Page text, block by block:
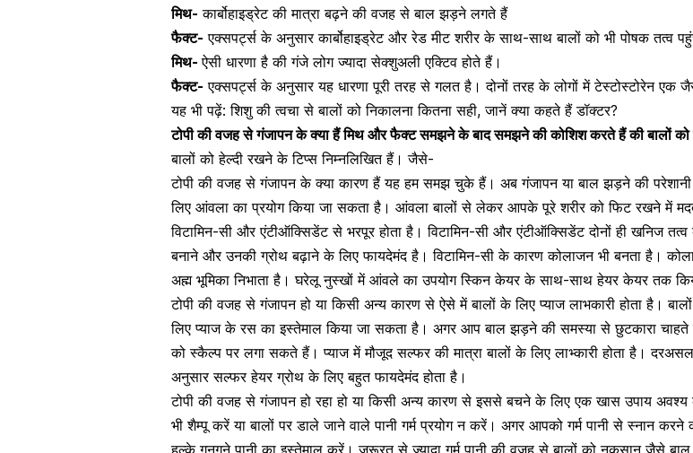
मिथ- कार्बोहाइड्रेट की मात्रा बढ़ने की वजह से बाल झड़ने लगते हैं
फैक्ट- एक्सपर्ट्स के अनुसार कार्बोहाइड्रेट और रेड मीट शरीर के साथ-साथ बालों को भी पोषक तत्व
मिथ-ऐसी धारणा है की गंजे लोग ज्यादा सेक्शुअली एक्टिव होते हैं।
फैक्ट- एक्सपर्ट्स के अनुसार यह धारणा पूरी तरह से गलत है। दोनों तरह के लोगों मेंटेस्टोस्टोरेनएक
यह भी पढ़ें:शिशु की त्वचा से बालों को निकालना कितना सही, जानें क्या कहते हैं डॉक्टर?
टोपी की वजह से गंजापन के क्या हैं मिथ और फैक्ट समझने के बाद समझने की कोशिश करते हैं की बालों
बालों को हेल्दी रखने के टिप्स निम्नलिखित हैं। जैसे-
टोपी की वजह से गंजापन के क्या कारण हैं यह हम समझ चुके हैं। अब गंजापन या बाल झड़ने की
लिए आंवला का प्रयोग किया जा सकता है। आंवला बालों से लेकर आपके पूरे शरीर को फिट रखने में
विटामिन-सी और एंटीऑक्सिडेंट से भरपूर होता है। विटामिन-सी और एंटीऑक्सिडेंट दोनों ही खनिज तत्व
बनाने और उनकी ग्रोथ बढ़ाने के लिए फायदेमंद है। विटामिन-सी के कारण कोलाजन भी बनता है।
अह्म भूमिका निभाता है। घरेलू नुस्खों में आंवले का उपयोगस्किन केयरके साथ-साथ हेयर केयर तक
टोपी की वजह से गंजापन हो या किसी अन्य कारण से ऐसे में बालों के लिएप्याजलाभकारी होता है।
लिए प्याज के रस का इस्तेमाल किया जा सकता है। अगर आपबाल झड़ने की समस्यासे छुटकारा
को स्कैल्प पर लगा सकते हैं। प्याज में मौजूद सल्फर की मात्रा बालों के लिए लाभ्कारी होता है।
अनुसार सल्फरहेयर ग्रोथ के लिए बहुत फायदेमंद होता है।
टोपी की वजह से गंजापन हो रहा हो या किसी अन्य कारण से इससे बचने के लिए एक खास उपाय अवश्य
भी शैम्पू करें या बालों पर डाले जाने वाले पानी गर्म प्रयोग न करें। अगर आपकोगर्म पानी सेस्नानकरने